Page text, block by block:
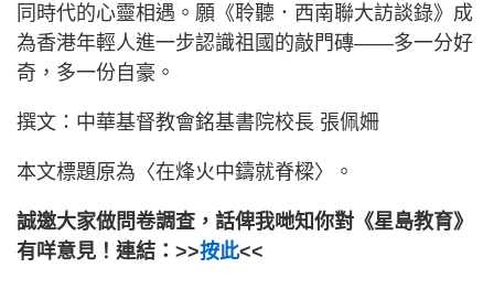
同時代的心靈相遇。願《聆聽．西南聯大訪談錄》成
為香港年輕人進一步認識祖國的敲門磚——多一分好
奇，多一份自豪。
撰文：中華基督教會銘基書院校長 張佩姍
本文標題原為〈在烽火中鑄就脊樑〉。
誠邀大家做問卷調查，話俾我哋知你對《星島教育》
有咩意見！連結：>>按此<<